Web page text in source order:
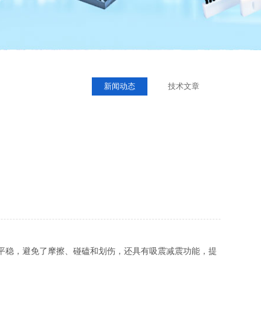
新闻动态 技术文章
，避免了摩擦、碰磕和划伤，还具有吸震减震功能，提